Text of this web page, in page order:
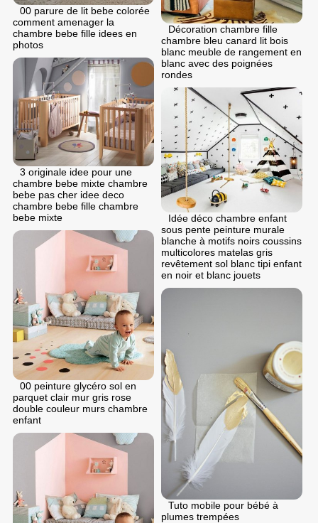
Décoration chambre fille
chambre bleu canard lit bois
blanc meuble de rangement en
blanc avec des poignées
rondes
00 parure de lit bebe colorée
comment amenager la
chambre bebe fille idees en
photos
3 originale idee pour une
chambre bebe mixte chambre
bebe pas cher idee deco
chambre bebe fille chambre
bebe mixte
Idée déco chambre enfant
sous pente peinture murale
blanche à motifs noirs coussins
multicolores matelas gris
revêtement sol blanc tipi enfant
en noir et blanc jouets
00 peinture glycéro sol en
parquet clair mur gris rose
double couleur murs chambre
enfant
Tuto mobile pour bébé à
plumes trempées